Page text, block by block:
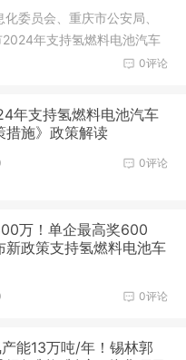
委员会、重庆市公安局、
年支持氢燃料电池汽车
0评论
年支持氢燃料电池汽车
措施》政策解读
0评论
万！单企最高奖600
新政策支持氢燃料电池车
0评论
能13万吨/年！锡林郭